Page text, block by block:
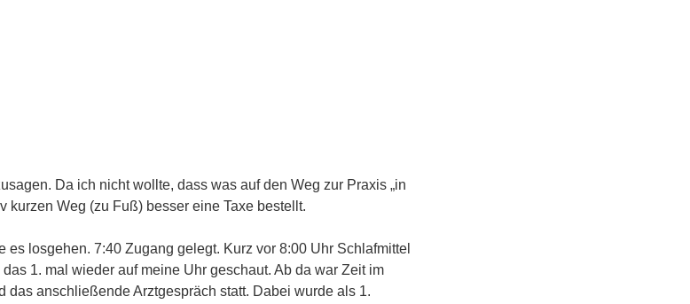
Da ich nicht wollte, dass was auf den Weg zur Praxis „in
kurzen Weg (zu Fuß) besser eine Taxe bestellt.
es losgehen. 7:40 Zugang gelegt. Kurz vor 8:00 Uhr Schlafmittel
1. mal wieder auf meine Uhr geschaut. Ab da war Zeit im
das anschließende Arztgespräch statt. Dabei wurde als 1.